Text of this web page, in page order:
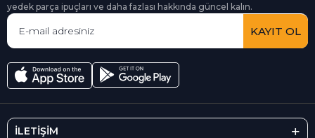
yedek parça ipuçları ve daha fazlası hakkında güncel kalın.
KAYIT OL
İLETİŞİM